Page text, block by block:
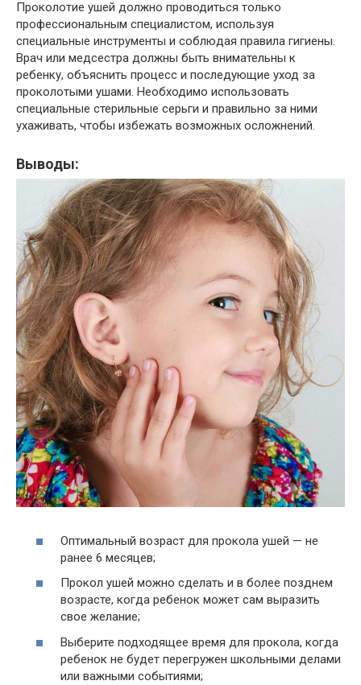
Проколотие ушей должно проводиться только
профессиональным специалистом, используя
специальные инструменты и соблюдая правила гигиены.
Врач или медсестра должны быть внимательны к
ребенку, объяснить процесс и последующие уход за
проколотыми ушами. Необходимо использовать
специальные стерильные серьги и правильно за ними
ухаживать, чтобы избежать возможных осложнений.
Выводы:
Оптимальный возраст для прокола ушей — не
ранее 6 месяцев;
Прокол ушей можно сделать и в более позднем
возрасте, когда ребенок может сам выразить
свое желание;
Выберите подходящее время для прокола, когда
ребенок не будет перегружен школьными делами
или важными событиями;